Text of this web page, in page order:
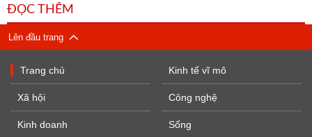
ĐỌC THÊM
Lên đầu trang
Trang chủ
Xã hội
Kinh doanh
Kinh tế vĩ mô
Công nghệ
Sống